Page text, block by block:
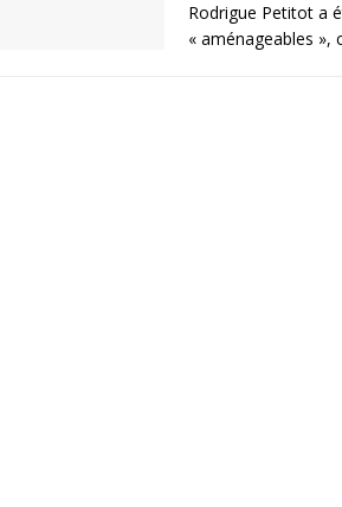
Rodrigue Petitot a
« aménageables »,